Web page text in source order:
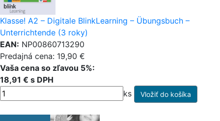
Klasse! A2 – Digitale BlinkLearning – Übungsbuch –
Unterrichtende (3 roky)
EAN: NP00860713290
Predajná cena: 19,90 €
Vaša cena so zľavou 5%:
18,91 € s DPH
ks